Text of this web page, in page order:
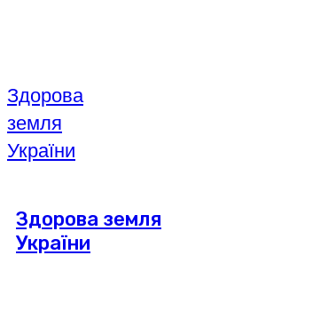
Здорова
земля
України
Здорова земля
України